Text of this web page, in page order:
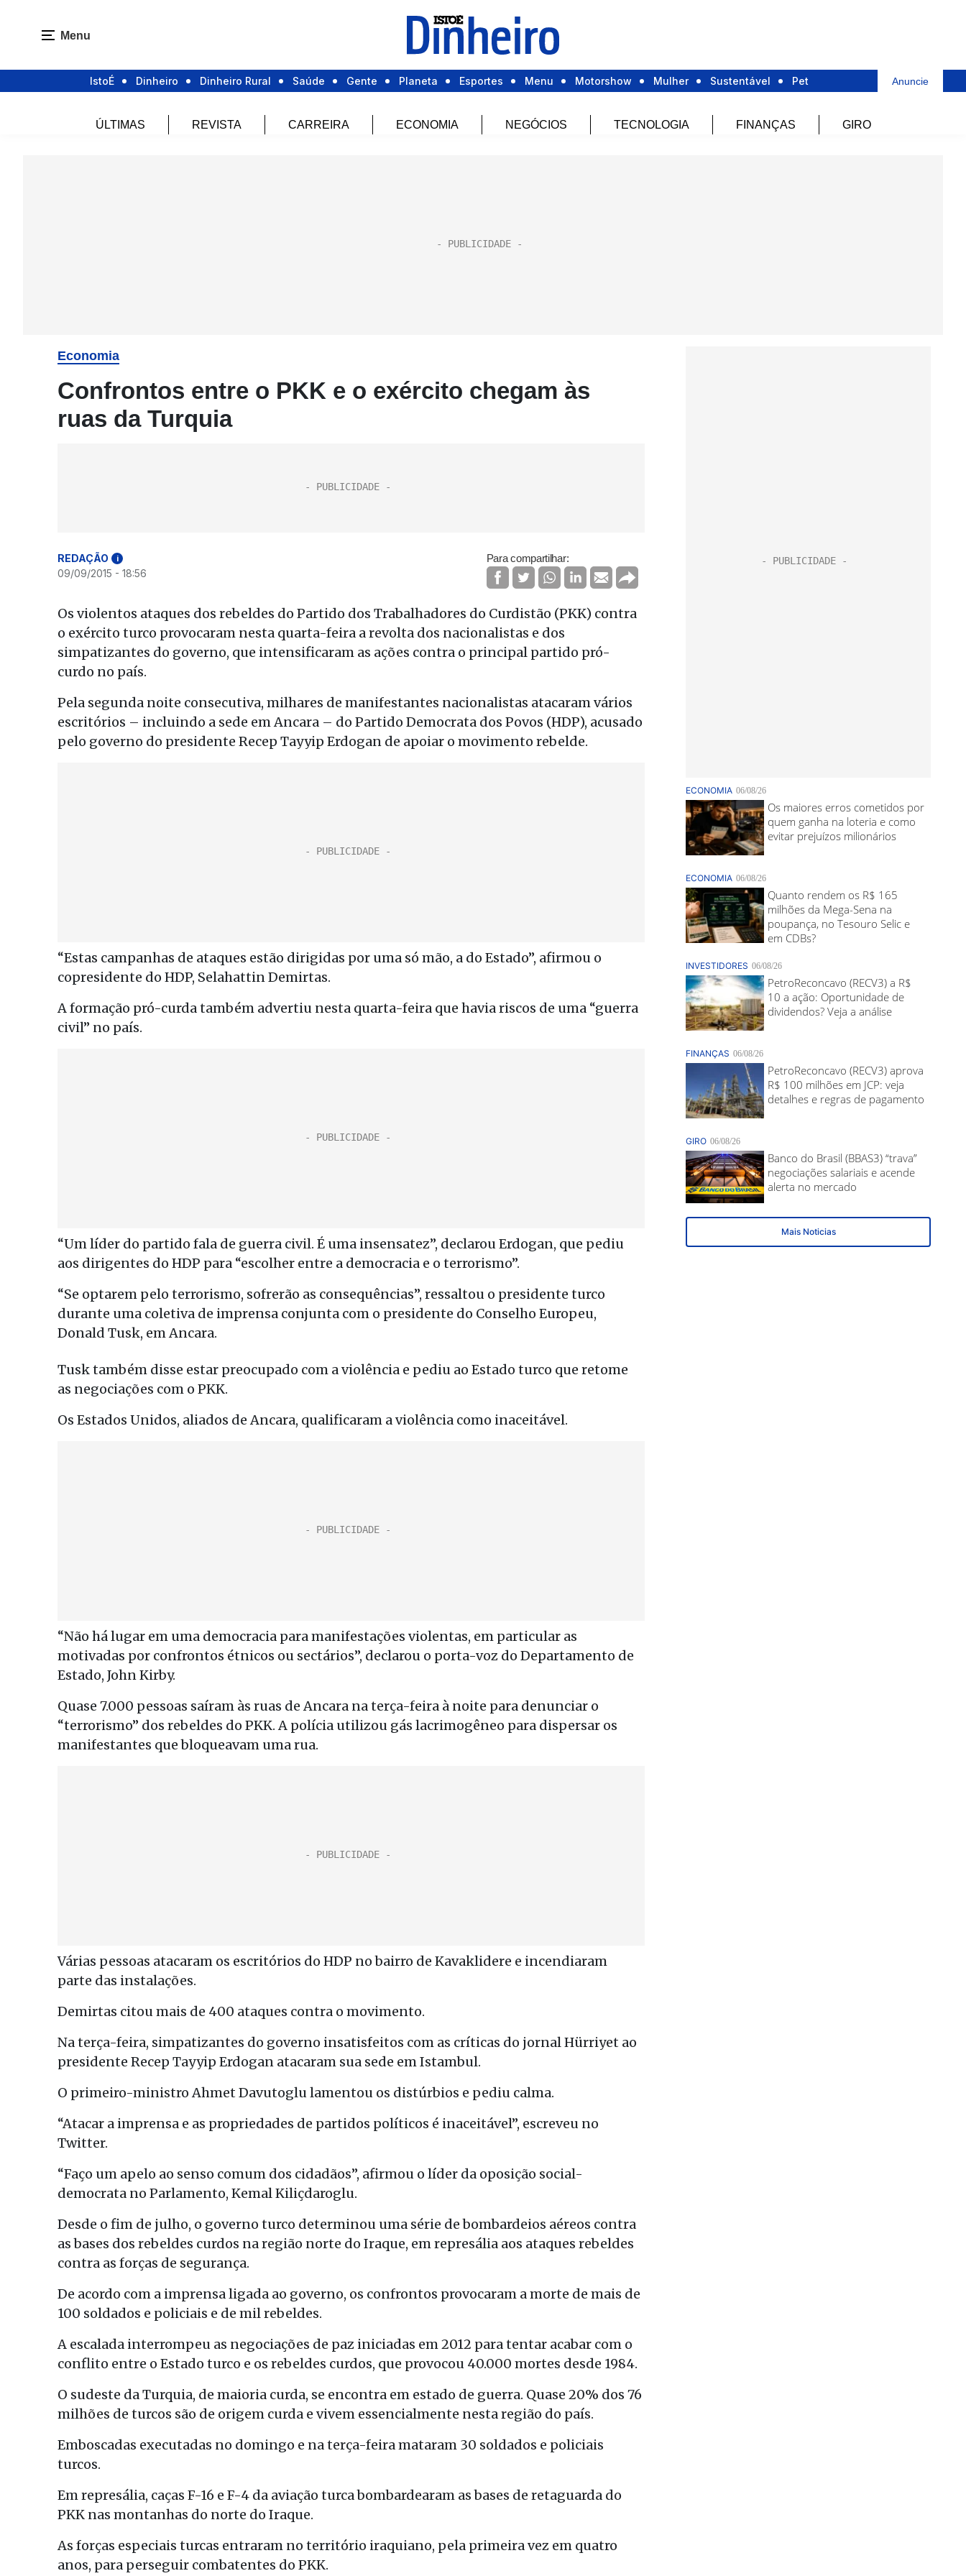
Menu
IstoÉ Dinheiro Dinheiro Rural Saúde Gente Planeta Esportes Menu Motorshow Mulher Sustentável Pet Anuncie
ÚLTIMAS REVISTA CARREIRA ECONOMIA NEGÓCIOS TECNOLOGIA FINANÇAS GIRO
Economia
Confrontos entre o PKK e o exército chegam às
ruas da Turquia
REDAÇÃO i
09/09/2015 - 18:56
Para compartilhar:
Os violentos ataques dos rebeldes do Partido dos Trabalhadores do Curdistão (PKK) contra
o exército turco provocaram nesta quarta-feira a revolta dos nacionalistas e dos
simpatizantes do governo, que intensificaram as ações contra o principal partido pró-
curdo no país.
Pela segunda noite consecutiva, milhares de manifestantes nacionalistas atacaram vários
escritórios – incluindo a sede em Ancara – do Partido Democrata dos Povos (HDP), acusado
pelo governo do presidente Recep Tayyip Erdogan de apoiar o movimento rebelde.
“Estas campanhas de ataques estão dirigidas por uma só mão, a do Estado”, afirmou o
copresidente do HDP, Selahattin Demirtas.
A formação pró-curda também advertiu nesta quarta-feira que havia riscos de uma “guerra
civil” no país.
“Um líder do partido fala de guerra civil. É uma insensatez”, declarou Erdogan, que pediu
aos dirigentes do HDP para “escolher entre a democracia e o terrorismo”.
“Se optarem pelo terrorismo, sofrerão as consequências”, ressaltou o presidente turco
durante uma coletiva de imprensa conjunta com o presidente do Conselho Europeu,
Donald Tusk, em Ancara.
Tusk também disse estar preocupado com a violência e pediu ao Estado turco que retome
as negociações com o PKK.
Os Estados Unidos, aliados de Ancara, qualificaram a violência como inaceitável.
“Não há lugar em uma democracia para manifestações violentas, em particular as
motivadas por confrontos étnicos ou sectários”, declarou o porta-voz do Departamento de
Estado, John Kirby.
Quase 7.000 pessoas saíram às ruas de Ancara na terça-feira à noite para denunciar o
“terrorismo” dos rebeldes do PKK. A polícia utilizou gás lacrimogêneo para dispersar os
manifestantes que bloqueavam uma rua.
Várias pessoas atacaram os escritórios do HDP no bairro de Kavaklidere e incendiaram
parte das instalações.
Demirtas citou mais de 400 ataques contra o movimento.
Na terça-feira, simpatizantes do governo insatisfeitos com as críticas do jornal Hürriyet ao
presidente Recep Tayyip Erdogan atacaram sua sede em Istambul.
O primeiro-ministro Ahmet Davutoglu lamentou os distúrbios e pediu calma.
“Atacar a imprensa e as propriedades de partidos políticos é inaceitável”, escreveu no
Twitter.
“Faço um apelo ao senso comum dos cidadãos”, afirmou o líder da oposição social-
democrata no Parlamento, Kemal Kiliçdaroglu.
Desde o fim de julho, o governo turco determinou uma série de bombardeios aéreos contra
as bases dos rebeldes curdos na região norte do Iraque, em represália aos ataques rebeldes
contra as forças de segurança.
De acordo com a imprensa ligada ao governo, os confrontos provocaram a morte de mais de
100 soldados e policiais e de mil rebeldes.
A escalada interrompeu as negociações de paz iniciadas em 2012 para tentar acabar com o
conflito entre o Estado turco e os rebeldes curdos, que provocou 40.000 mortes desde 1984.
O sudeste da Turquia, de maioria curda, se encontra em estado de guerra. Quase 20% dos 76
milhões de turcos são de origem curda e vivem essencialmente nesta região do país.
Emboscadas executadas no domingo e na terça-feira mataram 30 soldados e policiais
turcos.
Em represália, caças F-16 e F-4 da aviação turca bombardearam as bases de retaguarda do
PKK nas montanhas do norte do Iraque.
As forças especiais turcas entraram no território iraquiano, pela primeira vez em quatro
anos, para perseguir combatentes do PKK.